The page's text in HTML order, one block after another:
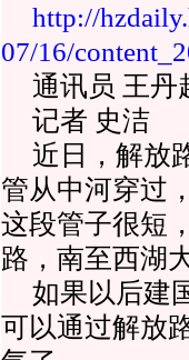
http://
07/16/
通讯员 王丹
记者 史洁
近日，解放
管从中河穿过
这段管子很短
路，南至西湖
如果以后建
可以通过解放